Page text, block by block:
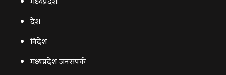
देश
विदेश
मध्यप्रदेश जनसंपर्क